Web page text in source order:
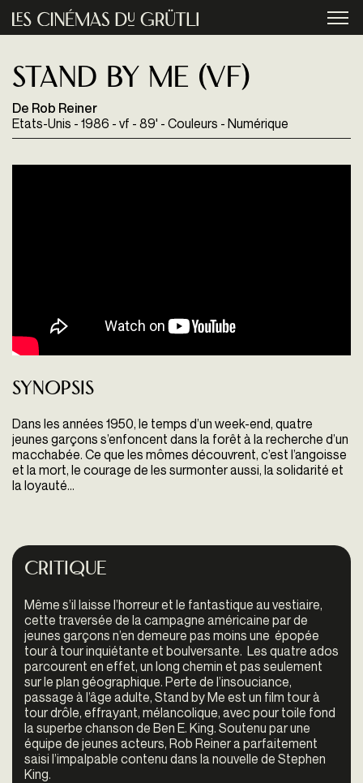
Aller au contenu principal
Stand by me (VF)
De Rob Reiner
Etats-Unis - 1986 - vf - 89' - Couleurs - Numérique
Synopsis
Dans les années 1950, le temps d’un week-end, quatre
jeunes garçons s’enfoncent dans la forêt à la recherche d’un
macchabée. Ce que les mômes découvrent, c’est l’angoisse
et la mort, le courage de les surmonter aussi, la solidarité et
la loyauté...
Critique
Même s’il laisse l’horreur et le fantastique au vestiaire,
cette traversée de la campagne américaine par de
jeunes garçons n’en demeure pas moins une épopée
tour à tour inquiétante et boulversante. Les quatre ados
parcourent en effet, un long chemin et pas seulement
sur le plan géographique. Perte de l’insouciance,
passage à l’âge adulte, Stand by Me est un film tour à
tour drôle, effrayant, mélancolique, avec pour toile fond
la superbe chanson de Ben E. King. Soutenu par une
équipe de jeunes acteurs, Rob Reiner a parfaitement
saisi l’impalpable contenu dans la nouvelle de Stephen
King.